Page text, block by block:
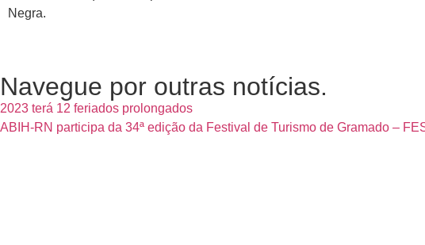
Negra.
Navegue por outras notícias.
2023 terá 12 feriados prolongados
ABIH-RN participa da 34ª edição da Festival de Turismo de Gramado –